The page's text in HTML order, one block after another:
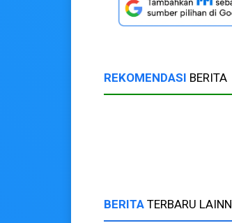
REKOMENDASI BERITA
BERITA TERBARU